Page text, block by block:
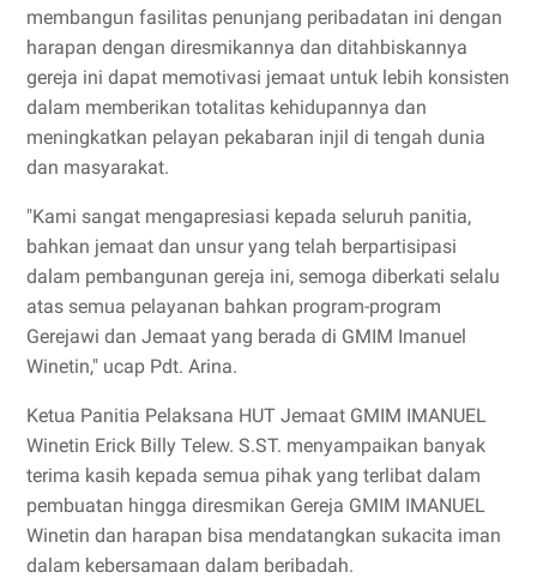
membangun fasilitas penunjang peribadatan ini dengan
harapan dengan diresmikannya dan ditahbiskannya
gereja ini dapat memotivasi jemaat untuk lebih konsisten
dalam memberikan totalitas kehidupannya dan
meningkatkan pelayan pekabaran injil di tengah dunia
dan masyarakat.
"Kami sangat mengapresiasi kepada seluruh panitia,
bahkan jemaat dan unsur yang telah berpartisipasi
dalam pembangunan gereja ini, semoga diberkati selalu
atas semua pelayanan bahkan program-program
Gerejawi dan Jemaat yang berada di GMIM Imanuel
Winetin," ucap Pdt. Arina.
Ketua Panitia Pelaksana HUT Jemaat GMIM IMANUEL
Winetin Erick Billy Telew. S.ST. menyampaikan banyak
terima kasih kepada semua pihak yang terlibat dalam
pembuatan hingga diresmikan Gereja GMIM IMANUEL
Winetin dan harapan bisa mendatangkan sukacita iman
dalam kebersamaan dalam beribadah.